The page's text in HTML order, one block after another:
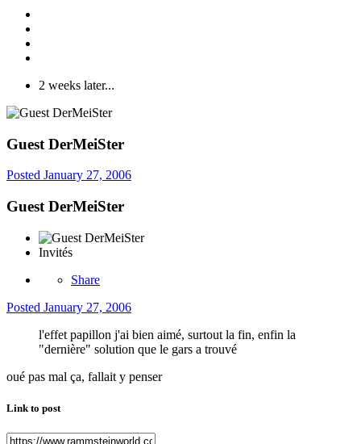
2 weeks later...
Guest DerMeiSter
Posted January 27, 2006
Guest DerMeiSter
Invités
Share
Posted January 27, 2006
l'effet papillon j'ai bien aimé, surtout la fin, enfin la
"dernière" solution que le gars a trouvé
oué pas mal ça, fallait y penser
Link to post